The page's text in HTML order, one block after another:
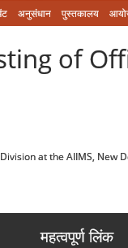
अनुसंधान पुस्तकालय
of
at the AIIMS, New
महत्वपूर्ण लिंक